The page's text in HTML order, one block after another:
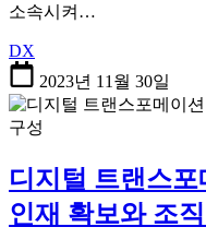
소속시켜…
DX
2023년 11월 30일
디지털 트랜스
인재 확보와 조